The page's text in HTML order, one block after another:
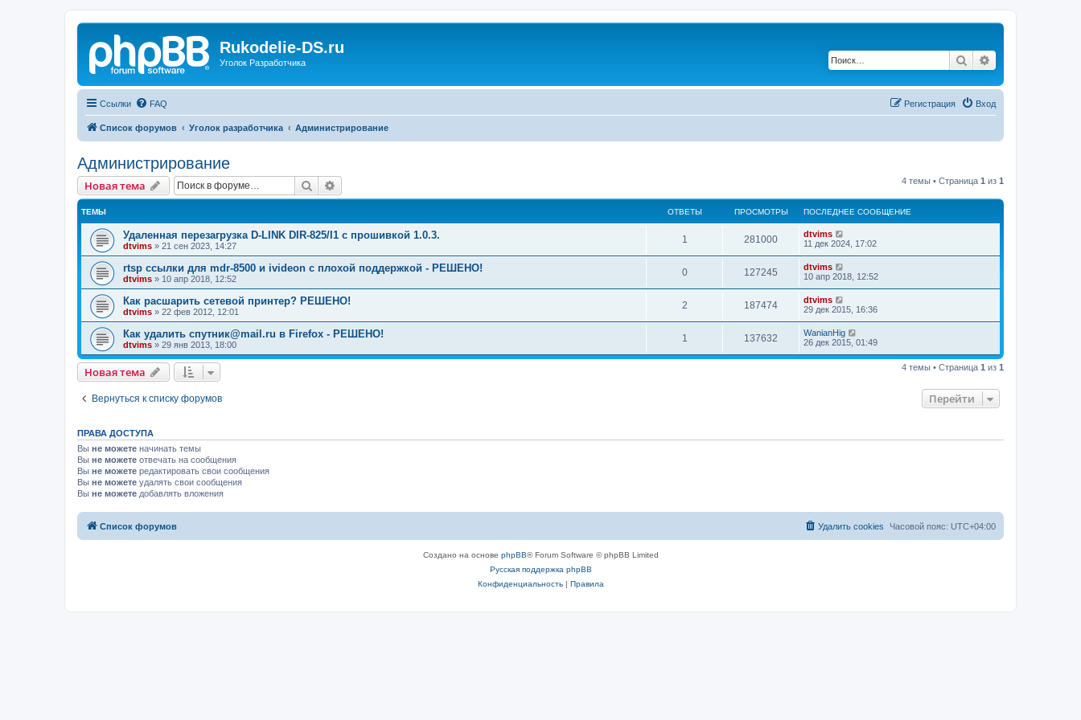
Rukodelie-DS.ru
Уголок Разработчика Поиск
Ссылки FAQ Вход
Регистрация
Список форумов Уголок разработчика Администрирование
Администрирование
Новая тема Поиск 4 темы • Страница 1 из 1
ТЕМЫ ОТВЕТЫ ПРОСМОТРЫ ПОСЛЕДНЕЕ СООБЩЕНИЕ
Удаленная перезагрузка D-LINK DIR-825/I1 с прошивкой 1.0.3.
dtvims » 21 сен 2023, 14:27
1 281000
dtvims
11 дек 2024, 17:02
rtsp ссылки для mdr-8500 и ivideon с плохой поддержкой - РЕШЕНО!
dtvims » 10 апр 2018, 12:52
0 127245
dtvims
10 апр 2018, 12:52
Как расшарить сетевой принтер? РЕШЕНО!
dtvims » 22 фев 2012, 12:01
2 187474
dtvims
29 дек 2015, 16:36
Как удалить спутник@mail.ru в Firefox - РЕШЕНО!
dtvims » 29 янв 2013, 18:00
1 137632
WanianHig
26 дек 2015, 01:49
Новая тема 4 темы • Страница 1 из 1
Вернуться к списку форумов Перейти
ПРАВА ДОСТУПА
Вы не можете начинать темы
Вы не можете отвечать на сообщения
Вы не можете редактировать свои сообщения
Вы не можете удалять свои сообщения
Вы не можете добавлять вложения
Список форумов Часовой пояс: UTC+04:00
Удалить cookies
Создано на основе phpBB® Forum Software © phpBB Limited
Русская поддержка phpBB
Конфиденциальность| Правила